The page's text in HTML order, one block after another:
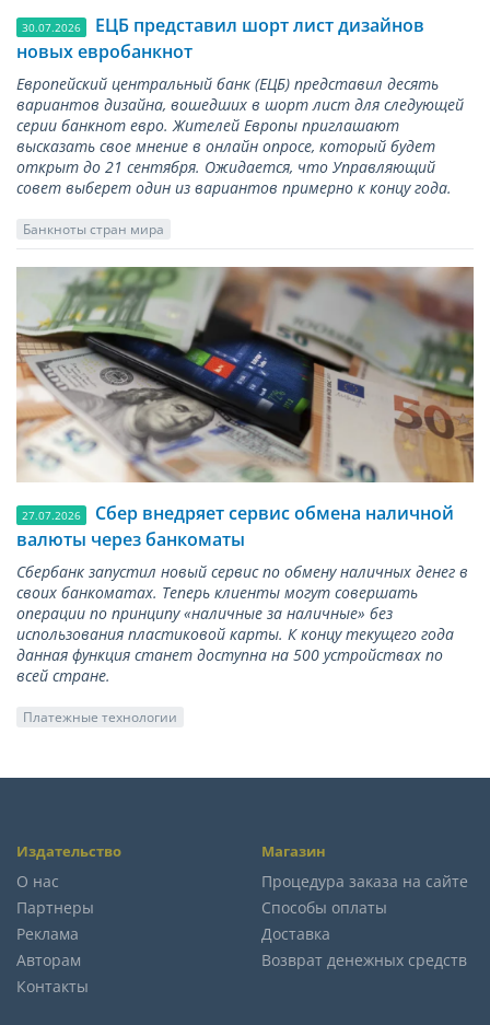
30.07.2026
ЕЦБ представил шорт лист дизайнов
новых евробанкнот
Европейский центральный банк (ЕЦБ) представил десять
вариантов дизайна, вошедших в шорт лист для следующей
серии банкнот евро. Жителей Европы приглашают
высказать свое мнение в онлайн опросе, который будет
открыт до 21 сентября. Ожидается, что Управляющий
совет выберет один из вариантов примерно к концу года.
Банкноты стран мира
27.07.2026
Сбер внедряет сервис обмена наличной
валюты через банкоматы
Сбербанк запустил новый сервис по обмену наличных денег в
своих банкоматах. Теперь клиенты могут совершать
операции по принципу «наличные за наличные» без
использования пластиковой карты. К концу текущего года
данная функция станет доступна на 500 устройствах по
всей стране.
Платежные технологии
Издательство
О нас
Партнеры
Реклама
Авторам
Контакты
Магазин
Процедура заказа на сайте
Способы оплаты
Доставка
Возврат денежных средств